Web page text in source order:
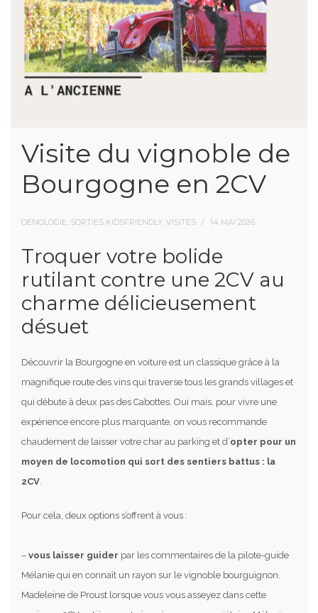
Visite du vignoble de
Bourgogne en 2CV
OENOLOGIE, SORTIES KIDSFRIENDLY, VISITES 14 MAI 2026
Troquer votre bolide
rutilant contre une 2CV au
charme délicieusement
désuet
Découvrir la Bourgogne en voiture est un classique grâce à la
magnifique route des vins qui traverse tous les grands villages et
qui débute à deux pas des Cabottes. Oui mais, pour vivre une
expérience encore plus marquante, on vous recommande
chaudement de laisser votre char au parking et d’opter pour un
moyen de locomotion qui sort des sentiers battus : la
2CV.
Pour cela, deux options s’offrent à vous :
– vous laisser guider par les commentaires de la pilote-guide
Mélanie qui en connaît un rayon sur le vignoble bourguignon.
Madeleine de Proust lorsque vous vous asseyez dans cette